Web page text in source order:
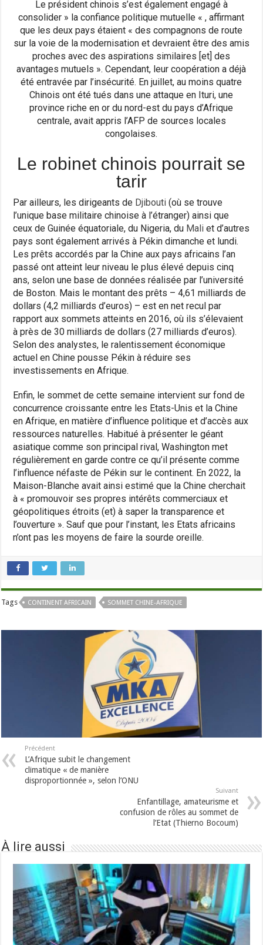
Le président chinois s’est également engagé à
consolider » la confiance politique mutuelle « , affirmant
que les deux pays étaient « des compagnons de route
sur la voie de la modernisation et devraient être des amis
proches avec des aspirations similaires [et] des
avantages mutuels ». Cependant, leur coopération a déjà
été entravée par l’insécurité. En juillet, au moins quatre
Chinois ont été tués dans une attaque en Ituri, une
province riche en or du nord-est du pays d’Afrique
centrale, avait appris l’AFP de sources locales
congolaises.
Le robinet chinois pourrait se
tarir
Par ailleurs, les dirigeants de Djibouti(où se trouve
l’unique base militaire chinoise à l’étranger) ainsi que
ceux de Guinée équatoriale, du Nigeria, du Maliet d’autres
pays sont également arrivés à Pékin dimanche et lundi.
Les prêts accordés par la Chine aux pays africains l’an
passé ont atteint leur niveau le plus élevé depuis cinq
ans, selon une base de données réalisée par l’université
de Boston. Mais le montant des prêts – 4,61 milliards de
dollars (4,2 milliards d’euros) – est en net recul par
rapport aux sommets atteints en 2016, où ils s’élevaient
à près de 30 milliards de dollars (27 milliards d’euros).
Selon des analystes, le ralentissement économique
actuel en Chine pousse Pékin à réduire ses
investissements en Afrique.
Enfin, le sommet de cette semaine intervient sur fond de
concurrence croissante entre les Etats-Unis et la Chine
en Afrique, en matière d’influence politique et d’accès aux
ressources naturelles. Habitué à présenter le géant
asiatique comme son principal rival, Washington met
régulièrement en garde contre ce qu’il présente comme
l’influence néfaste de Pékin sur le continent. En 2022, la
Maison-Blanche avait ainsi estimé que la Chine cherchait
à « promouvoir ses propres intérêts commerciaux et
géopolitiques étroits (et) à saper la transparence et
l’ouverture ». Sauf que pour l’instant, les Etats africains
n’ont pas les moyens de faire la sourde oreille.
Tags CONTINENT AFRICAIN SOMMET CHINE-AFRIQUE
Précédent
L’Afrique subit le changement
climatique « de manière
disproportionnée », selon l’ONU
Suivant
Enfantillage, amateurisme et
confusion de rôles au sommet de
l’Etat (Thierno Bocoum)
À lire aussi